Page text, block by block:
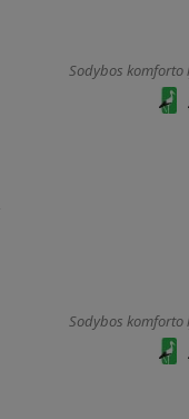
Sodybos komforto
Sodybos komforto